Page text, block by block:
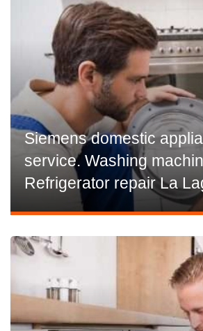
Siemens domestic
service. Washing
Refrigerator repair La